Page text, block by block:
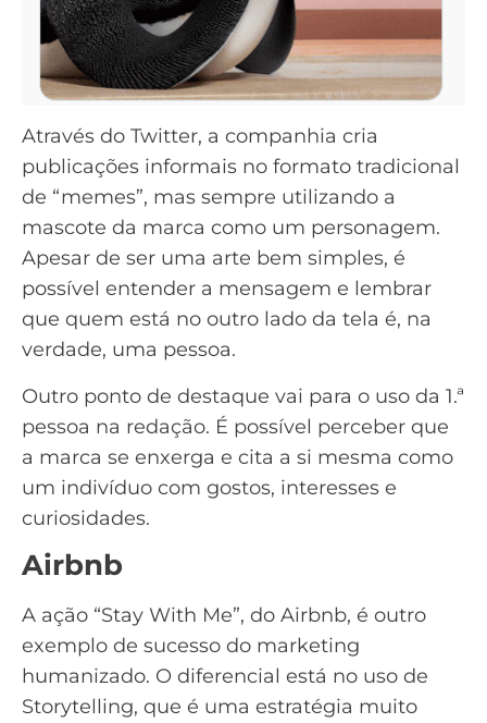
Através do Twitter, a companhia cria
publicações informais no formato tradicional
de “memes”, mas sempre utilizando a
mascote da marca como um personagem.
Apesar de ser uma arte bem simples, é
possível entender a mensagem e lembrar
que quem está no outro lado da tela é, na
verdade, uma pessoa.
Outro ponto de destaque vai para o uso da 1.ª
pessoa na redação. É possível perceber que
a marca se enxerga e cita a si mesma como
um indivíduo com gostos, interesses e
curiosidades.
Airbnb
A ação “Stay With Me”, do Airbnb, é outro
exemplo de sucesso do marketing
humanizado. O diferencial está no uso de
Storytelling, que é uma estratégia muito